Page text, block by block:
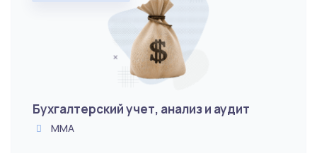
Бухгалтерский учет, анализ и аудит
ММА